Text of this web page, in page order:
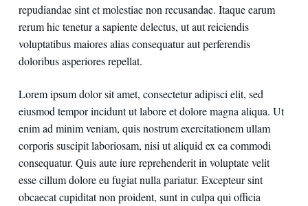
repudiandae sint et molestiae non recusandae. Itaque earum
rerum hic tenetur a sapiente delectus, ut aut reiciendis
voluptatibus maiores alias consequatur aut perferendis
doloribus asperiores repellat.
Lorem ipsum dolor sit amet, consectetur adipisci elit, sed
eiusmod tempor incidunt ut labore et dolore magna aliqua. Ut
enim ad minim veniam, quis nostrum exercitationem ullam
corporis suscipit laboriosam, nisi ut aliquid ex ea commodi
consequatur. Quis aute iure reprehenderit in voluptate velit
esse cillum dolore eu fugiat nulla pariatur. Excepteur sint
obcaecat cupiditat non proident, sunt in culpa qui officia